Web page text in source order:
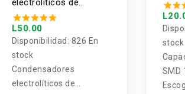
electroliticos de
aluminio SMD 1 valor (4
unidades)
L50.00
Disponibilidad: 826 En
stock
Condensadores
electrolíticos de
stock
SMD